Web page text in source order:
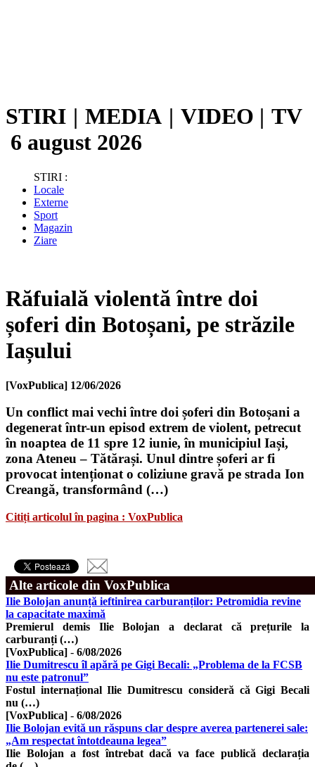
STIRI | MEDIA | VIDEO | TV
6 august 2026
STIRI :
Locale
Externe
Sport
Magazin
Ziare
Răfuială violentă între doi
șoferi din Botoșani, pe străzile
Iașului
[VoxPublica] 12/06/2026
Un conflict mai vechi între doi șoferi din Botoșani a
degenerat într-un episod extrem de violent, petrecut
în noaptea de 11 spre 12 iunie, în municipiul Iași,
zona Ateneu – Tătărași. Unul dintre șoferi ar fi
provocat intenționat o coliziune gravă pe strada Ion
Creangă, transformând (…)
Citiți articolul în pagina : VoxPublica
Alte articole din VoxPublica
Ilie Bolojan anunță ieftinirea carburanților: Petromidia revine
la capacitate maximă
Premierul demis Ilie Bolojan a declarat că prețurile la
carburanți (…)
[VoxPublica] - 6/08/2026
Ilie Dumitrescu îl apără pe Gigi Becali: „Problema de la FCSB
nu este patronul”
Fostul internațional Ilie Dumitrescu consideră că Gigi Becali
nu (…)
[VoxPublica] - 6/08/2026
Ilie Bolojan evită un răspuns clar despre averea partenerei sale:
„Am respectat întotdeauna legea”
Ilie Bolojan a fost întrebat dacă va face publică declarația